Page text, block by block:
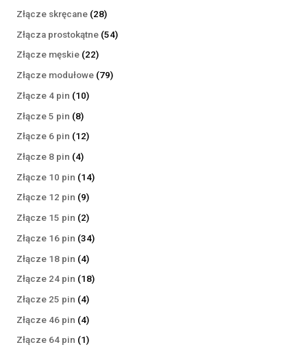
Złącze skręcane 2828
produktów
Złącza prostokątne 5454
Złącze męskie 2222
produkty
Złącze modułowe 7979
Złącze 4 pin 1010
Złącze 5 pin 88
produktów
Złącze 6 pin 1212
Złącze 8 pin 44
produkty
Złącze 10 pin 1414
Złącze 12 pin 99
produktów
Złącze 15 pin 22
produkty
Złącze 16 pin 3434
Złącze 18 pin 44
produkty
Złącze 24 pin 1818
Złącze 25 pin 44
produkty
Złącze 46 pin 44
produkty
Złącze 64 pin 11